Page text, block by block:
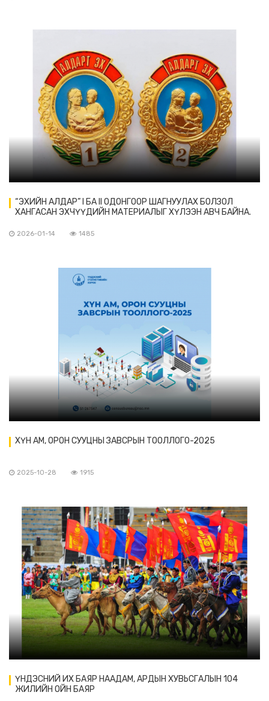
“ЭХИЙН АЛДАР” I БА II ОДОНГООР ШАГНУУЛАХ БОЛЗОЛ
ХАНГАСАН ЭХЧҮҮДИЙН МАТЕРИАЛЫГ ХҮЛЭЭН АВЧ БАЙНА.
2026-01-14 1485
ХҮН АМ, ОРОН СУУЦНЫ ЗАВСРЫН ТООЛЛОГО-2025
2025-10-28 1915
ҮНДЭСНИЙ ИХ БАЯР НААДАМ, АРДЫН ХУВЬСГАЛЫН 104
ЖИЛИЙН ОЙН БАЯР